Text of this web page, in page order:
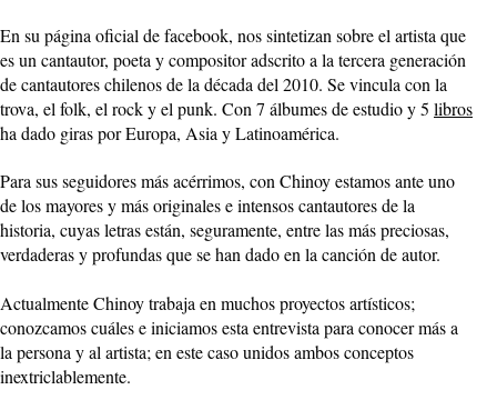
En su página oficial de facebook, nos sintetizan sobre el artista que
es un cantautor, poeta y compositor adscrito a la tercera generación
de cantautores chilenos de la década del 2010. Se vincula con la
trova, el folk, el rock y el punk. Con 7 álbumes de estudio y 5 libros
ha dado giras por Europa, Asia y Latinoamérica.
Para sus seguidores más acérrimos, con Chinoy estamos ante uno
de los mayores y más originales e intensos cantautores de la
historia, cuyas letras están, seguramente, entre las más preciosas,
verdaderas y profundas que se han dado en la canción de autor.
Actualmente Chinoy trabaja en muchos proyectos artísticos;
conozcamos cuáles e iniciamos esta entrevista para conocer más a
la persona y al artista; en este caso unidos ambos conceptos
inextriclablemente.​